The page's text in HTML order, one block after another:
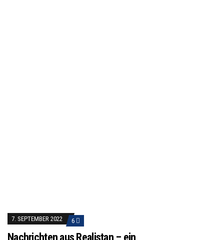
7. SEPTEMBER 2022 6
Nachrichten aus Realistan – ein